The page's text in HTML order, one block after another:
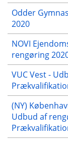
Odder
2020
NOVI
rengøring
VUC Vest -
(NY)
Udbud af